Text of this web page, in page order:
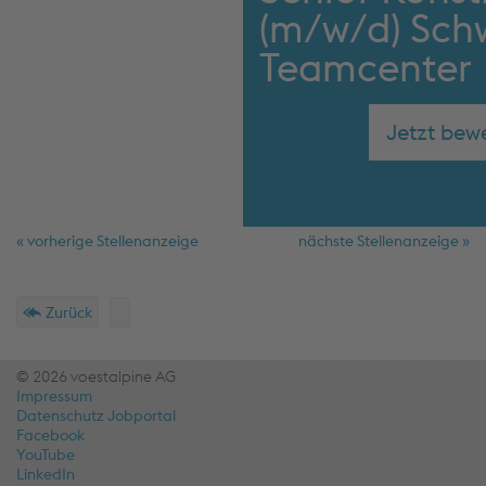
(m/w/d)
Teamcenter
Jetzt
« vorherige Stellenanzeige nächste Stellenanzeige »
Fußzeile
Zurück
© 2026 voestalpine AG
Impressum
Datenschutz Jobportal
Facebook
YouTube
LinkedIn